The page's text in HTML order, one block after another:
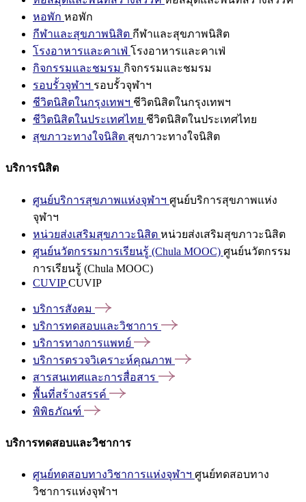
หอพัก หอพัก
กีฬาและสุขภาพนิสิต กีฬาและสุขภาพนิสิต
โรงอาหารและคาเฟ่ โรงอาหารและคาเฟ่
กิจกรรมและชมรม กิจกรรมและชมรม
รอบรั้วจุฬาฯ รอบรั้วจุฬาฯ
ชีวิตนิสิตในกรุงเทพฯ ชีวิตนิสิตในกรุงเทพฯ
ชีวิตนิสิตในประเทศไทย ชีวิตนิสิตในประเทศไทย
สุขภาวะทางใจนิสิต สุขภาวะทางใจนิสิต
บริการนิสิต
ศูนย์บริการสุขภาพแห่งจุฬาฯ ศูนย์บริการสุขภาพแห่ง
จุฬาฯ
หน่วยส่งเสริมสุขภาวะนิสิต หน่วยส่งเสริมสุขภาวะนิสิต
ศูนย์นวัตกรรมการเรียนรู้ (Chula MOOC) ศูนย์นวัตกรรม
การเรียนรู้ (Chula MOOC)
CUVIPCUVIP
บริการสังคม
บริการทดสอบและวิชาการ
บริการทางการแพทย์
บริการตรวจวิเคราะห์คุณภาพ
สารสนเทศและการสื่อสาร
พื้นที่สร้างสรรค์
พิพิธภัณฑ์
บริการทดสอบและวิชาการ
ศูนย์ทดสอบทางวิชาการแห่งจุฬาฯ ศูนย์ทดสอบทาง
วิชาการแห่งจุฬาฯ